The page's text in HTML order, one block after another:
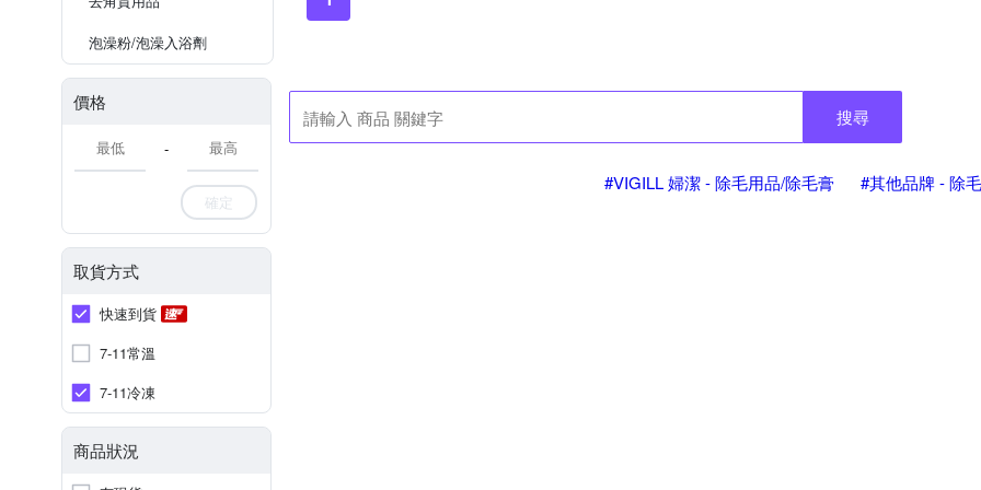
泡澡粉/泡澡入浴劑
價格
-
確定
取貨方式
快速到貨
7-11常溫
7-11冷凍
商品狀況
搜尋
#VIGILL 婦潔 - 除毛用品/除毛膏 #其他品牌 - 除